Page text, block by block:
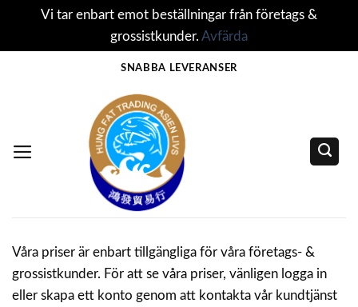
Vi tar enbart emot beställningar från företags &
grossistkunder. Avfärda
SNABBA LEVERANSER
Våra priser är enbart tillgängliga för våra företags- &
grossistkunder. För att se våra priser, vänligen logga in
eller skapa ett konto genom att kontakta vår kundtjänst